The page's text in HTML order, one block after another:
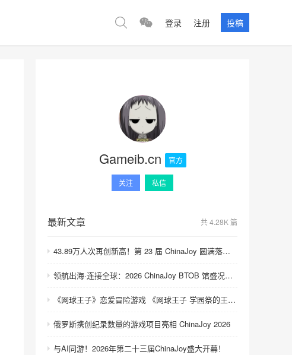
登录 注册 投稿
Gameib.cn 官方
关注 私信
最新文章 共 4.28K 篇
43.89万人次再创新高！第 23 届 ChinaJoy 圆满落幕：感谢有你，共赴这场“与 AI 同游”的盛夏之约
领航出海·连接全球：2026 ChinaJoy BTOB 馆盛况空前
《网球王子》恋爱冒险游戏 《网球王子 学园祭的王子们 ♡-40 and more…》与《网球王子 心跳求生 Tie break ♡game》发售
俄罗斯携创纪录数量的游戏项目亮相 ChinaJoy 2026
与AI同游！2026年第二十三届ChinaJoy盛大开幕！